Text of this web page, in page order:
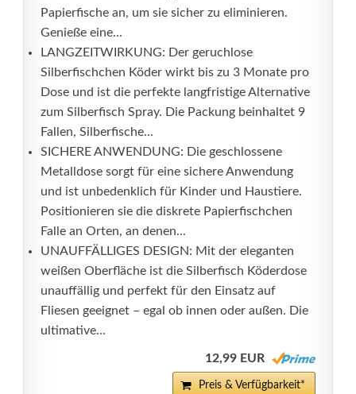
Papierfische an, um sie sicher zu eliminieren.
Genieße eine...
LANGZEITWIRKUNG: Der geruchlose
Silberfischchen Köder wirkt bis zu 3 Monate pro
Dose und ist die perfekte langfristige Alternative
zum Silberfisch Spray. Die Packung beinhaltet 9
Fallen, Silberfische...
SICHERE ANWENDUNG: Die geschlossene
Metalldose sorgt für eine sichere Anwendung
und ist unbedenklich für Kinder und Haustiere.
Positionieren sie die diskrete Papierfischchen
Falle an Orten, an denen...
UNAUFFÄLLIGES DESIGN: Mit der eleganten
weißen Oberfläche ist die Silberfisch Köderdose
unauffällig und perfekt für den Einsatz auf
Fliesen geeignet – egal ob innen oder außen. Die
ultimative...
12,99 EUR
Preis & Verfügbarkeit*